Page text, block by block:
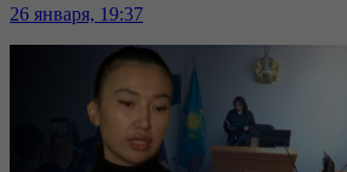
26 января, 19:37